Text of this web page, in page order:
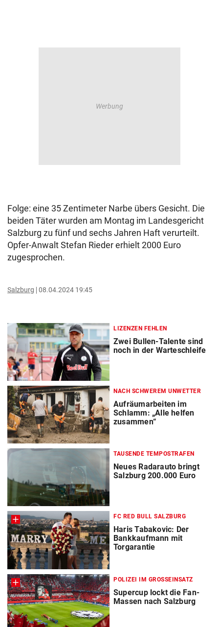
Folge: eine 35 Zentimeter Narbe übers Gesicht. Die
beiden Täter wurden am Montag im Landesgericht
Salzburg zu fünf und sechs Jahren Haft verurteilt.
Opfer-Anwalt Stefan Rieder erhielt 2000 Euro
zugesprochen.
Salzburg 08.04.2024 19:45
LIZENZEN FEHLEN
Zwei Bullen-Talente sind
noch in der Warteschleife
NACH SCHWEREM UNWETTER
Aufräumarbeiten im
Schlamm: „Alle helfen
zusammen“
TAUSENDE TEMPOSTRAFEN
Neues Radarauto bringt
Salzburg 200.000 Euro
FC RED BULL SALZBURG
Haris Tabakovic: Der
Bankkaufmann mit
Torgarantie
POLIZEI IM GROSSEINSATZ
Supercup lockt die Fan-
Massen nach Salzburg